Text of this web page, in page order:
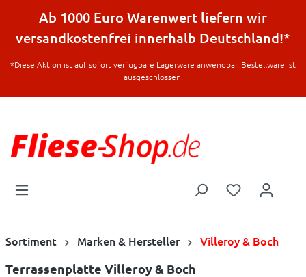
springen
Ab 1000 Euro Warenwert liefern wir
versandkostenfrei innerhalb Deutschland!*
*Diese Aktion ist auf sofort verfügbare Lagerware anwendbar. Bestellware ist
ausgeschlossen.
Sortiment Marken & Hersteller Villeroy & Boch
Terrassenplatte Villeroy & Boch